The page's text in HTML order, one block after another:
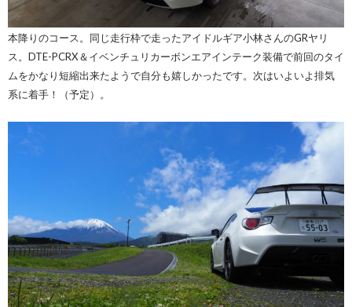
本降りのコース。同じ走行枠で走ったアイドルギア小林さんのGRヤリ
ス。DTE-PCRX＆イベンチュリカーボンエアインテーク装備で前回のタイ
ムをかなり短縮出来たようで自分も嬉しかったです。次はいよいよ排気
系に着手！（予定）。